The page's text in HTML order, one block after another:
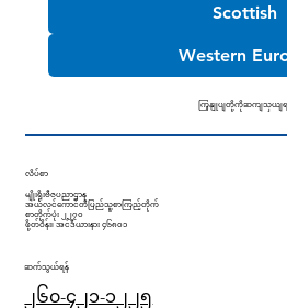
Scottish
Western
ဆက်သွယ်ရန်
၂၆၀-၄၂၁-၁၂၂၅
လိပ်စာ
မျိုးရိုးဗီဇပညာဌာန
အယ်လင်ကောင်တီပြည်သူ့စာကြည့်တိုက်
စာတိုက်ပုံး ၂၂၇၀
ဖို့တ်ဝိန်း၊ အင်ဒီယားနား ၄၆၈၀၁
ကြှနျုပျတို့ကိုဆကျသှယျရ